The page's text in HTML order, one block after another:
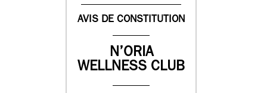
AVIS DE CONSTITUTION
N’ORIA
WELLNESS CLUB